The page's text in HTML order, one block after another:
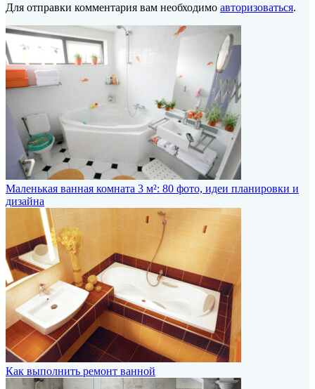
Для отправки комментария вам необходимо авторизоваться.
Маленькая ванная комната 3 м²: 80 фото, идеи планировки и
дизайна
Как выполнить ремонт ванной